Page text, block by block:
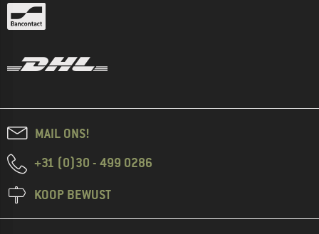
MAIL ONS!
+31 (0)30 - 499 0286
KOOP BEWUST